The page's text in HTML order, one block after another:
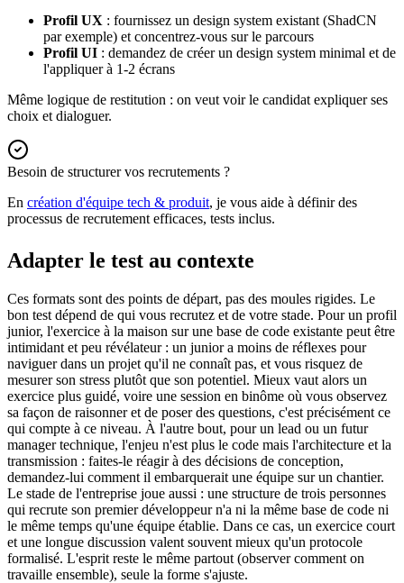
Profil UX : fournissez un design system existant (ShadCN
par exemple) et concentrez-vous sur le parcours
Profil UI : demandez de créer un design system minimal et de
l'appliquer à 1-2 écrans
Même logique de restitution : on veut voir le candidat expliquer ses
choix et dialoguer.
Besoin de structurer vos recrutements ?
En création d'équipe tech & produit, je vous aide à définir des
processus de recrutement efficaces, tests inclus.
Adapter le test au contexte
Ces formats sont des points de départ, pas des moules rigides. Le
bon test dépend de qui vous recrutez et de votre stade. Pour un profil
junior, l'exercice à la maison sur une base de code existante peut être
intimidant et peu révélateur : un junior a moins de réflexes pour
naviguer dans un projet qu'il ne connaît pas, et vous risquez de
mesurer son stress plutôt que son potentiel. Mieux vaut alors un
exercice plus guidé, voire une session en binôme où vous observez
sa façon de raisonner et de poser des questions, c'est précisément ce
qui compte à ce niveau. À l'autre bout, pour un lead ou un futur
manager technique, l'enjeu n'est plus le code mais l'architecture et la
transmission : faites-le réagir à des décisions de conception,
demandez-lui comment il embarquerait une équipe sur un chantier.
Le stade de l'entreprise joue aussi : une structure de trois personnes
qui recrute son premier développeur n'a ni la même base de code ni
le même temps qu'une équipe établie. Dans ce cas, un exercice court
et une longue discussion valent souvent mieux qu'un protocole
formalisé. L'esprit reste le même partout (observer comment on
travaille ensemble), seule la forme s'ajuste.